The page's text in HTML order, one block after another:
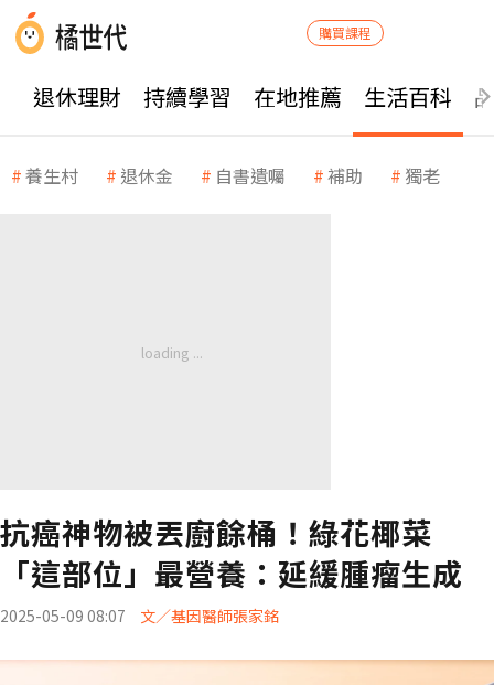
購買課程
退休理財 持續學習 在地推薦 生活百科
養生村 退休金 自書遺囑 補助 獨老
抗癌神物被丟廚餘桶！綠花椰菜
「這部位」最營養：延緩腫瘤生成
2025-05-09 08:07 文／基因醫師張家銘